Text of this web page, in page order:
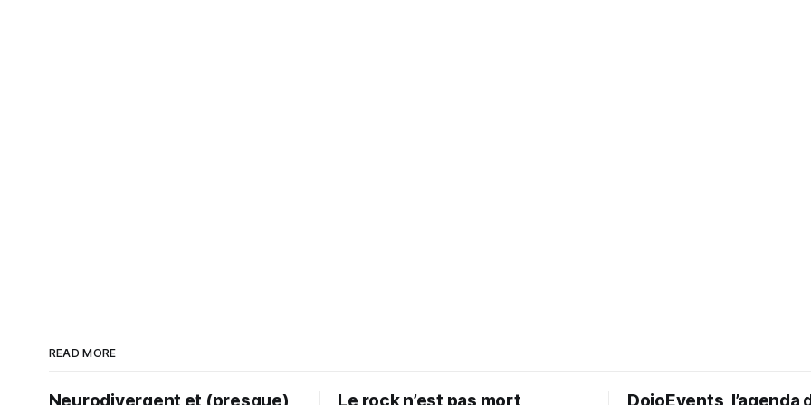
READ MORE
Neurodivergent et (presque) Le rock n’est pas mort DojoEvents, l’agenda